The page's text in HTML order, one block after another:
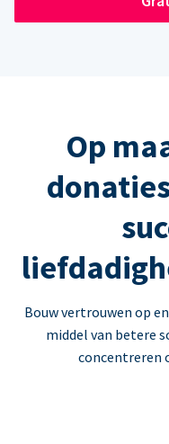
Op
Bouw vertrouwen op
middel van betere
concentreren